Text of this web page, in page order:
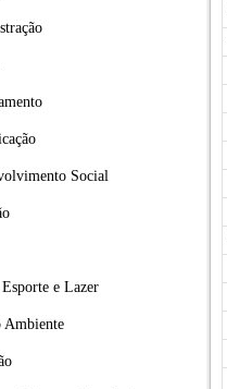
Social
e Lazer